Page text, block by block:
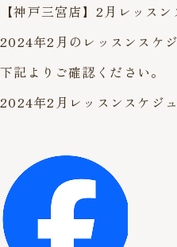
【神戸三宮店】2月レッス
2024年2月のレッスンスケ
下記よりご確認ください。
2024年2月レッスンスケジ